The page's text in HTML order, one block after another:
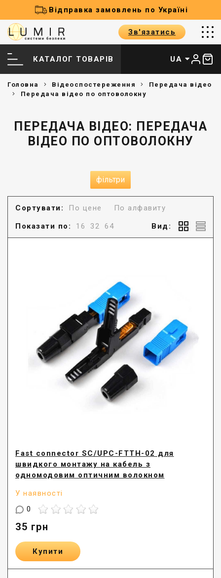
Відправка замовлень по Україні
Зв'язатись
КАТАЛОГ ТОВАРІВ UA
Головна Відеоспостереження
Передача відео
Передача відео по оптоволокну
ПЕРЕДАЧА ВІДЕО: ПЕРЕДАЧА
ВІДЕО ПО ОПТОВОЛОКНУ
фільтри
Сортувати: По цене По алфавиту
Показати по: 16 32 64 Вид:
Fast connector SC/UPC-FTTH-02 для
швидкого монтажу на кабель з
одномодовим оптичним волокном
У наявності
0
35 грн
Купити